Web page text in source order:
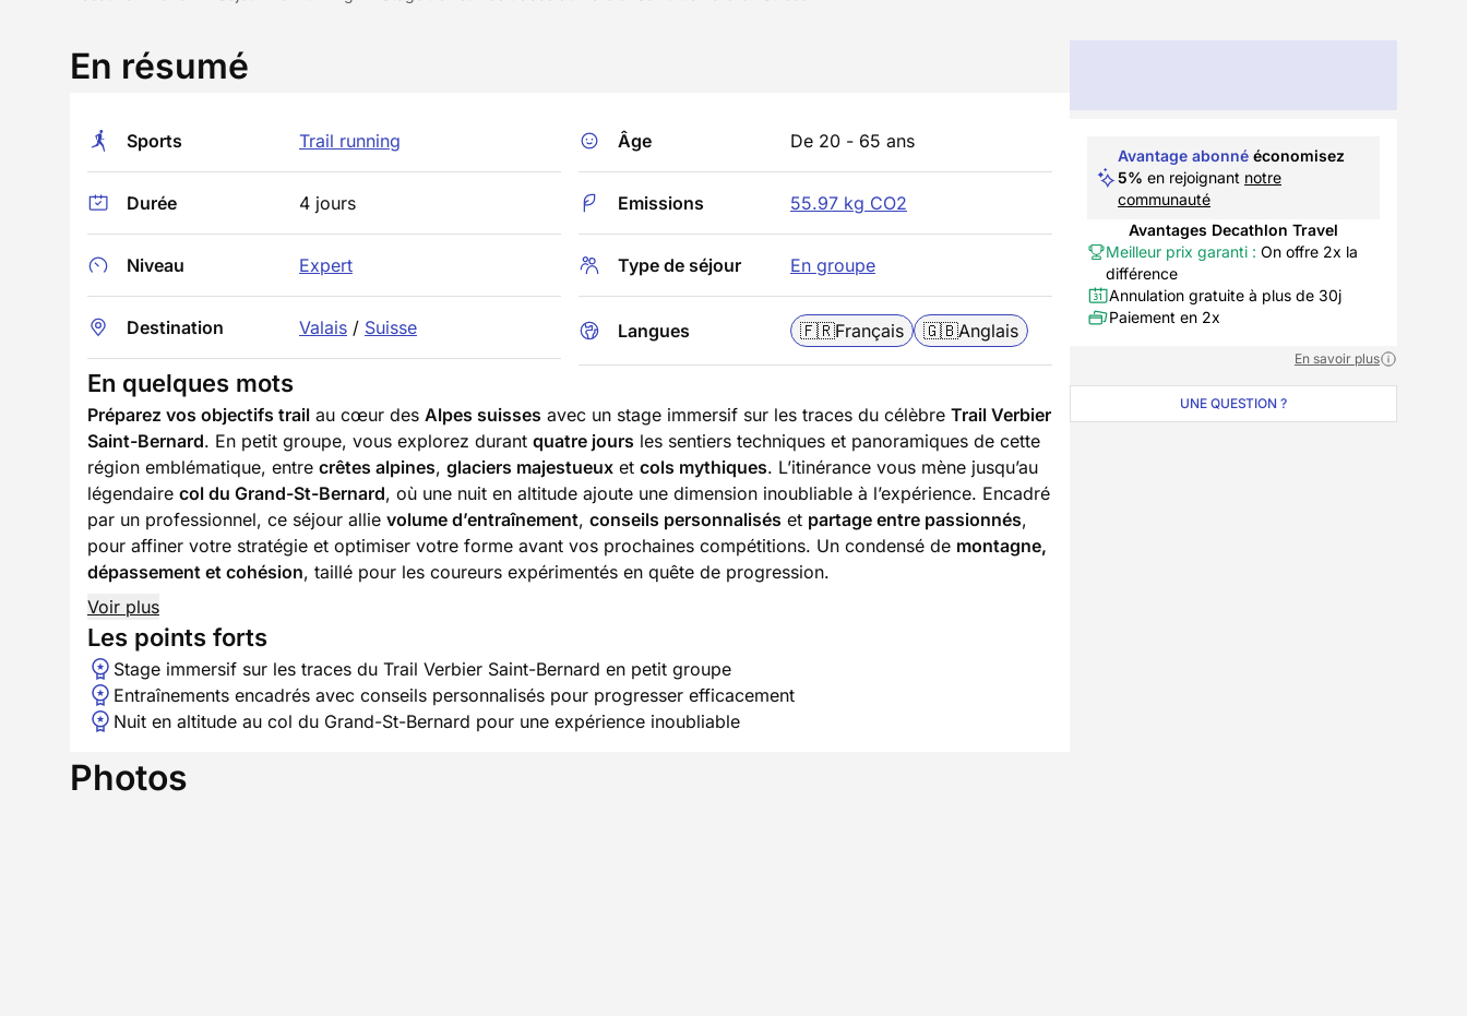
En résumé
Sports Trail running
Durée 4 jours
Niveau Expert
Destination Valais / Suisse
Âge De 20 - 65 ans
Emissions 55.97 kg CO2
Type de séjour En groupe
Langues 🇫🇷Français 🇬🇧Anglais
En quelques mots
Préparez vos objectifs trail au cœur des Alpes suisses avec un stage immersif sur les traces du célèbre Trail Verbier
Saint-Bernard. En petit groupe, vous explorez durant quatre jours les sentiers techniques et panoramiques de cette
région emblématique, entre crêtes alpines, glaciers majestueux et cols mythiques. L’itinérance vous mène jusqu’au
légendaire col du Grand-St-Bernard, où une nuit en altitude ajoute une dimension inoubliable à l’expérience. Encadré
par un professionnel, ce séjour allie volume d’entraînement, conseils personnalisés et partage entre passionnés,
pour affiner votre stratégie et optimiser votre forme avant vos prochaines compétitions. Un condensé de montagne,
dépassement et cohésion, taillé pour les coureurs expérimentés en quête de progression.
Voir plus
Les points forts
Stage immersif sur les traces du Trail Verbier Saint-Bernard en petit groupe
Entraînements encadrés avec conseils personnalisés pour progresser efficacement
Nuit en altitude au col du Grand-St-Bernard pour une expérience inoubliable
Photos
Avantage abonné économisez
5% en rejoignant notre
communauté
Avantages Decathlon Travel
Meilleur prix garanti : On offre 2x la
différence
Annulation gratuite à plus de 30j
Paiement en 2x
En savoir plus
UNE QUESTION ?